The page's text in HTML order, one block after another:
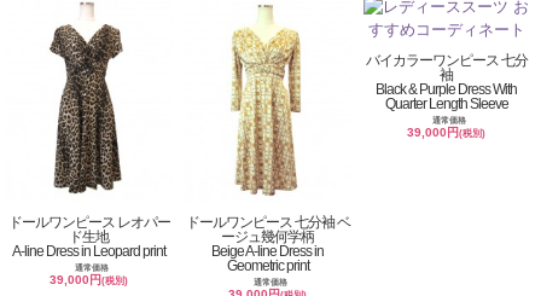
ドールワンピース レオパー
ド生地
A-line Dress in Leopard print
通常価格
39,000円(税別)
ドールワンピース 七分袖 ベ
ージュ幾何学柄
Beige A-line Dress in
Geometric print
通常価格
バイカラーワンピース 七分
袖
Black & Purple Dress With
Quarter Length Sleeve
通常価格
39,000円(税別)